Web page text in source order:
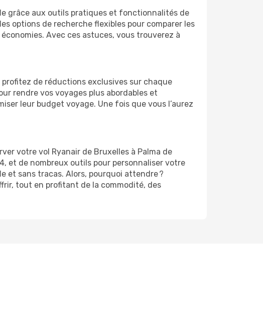
grâce aux outils pratiques et fonctionnalités de
options de recherche flexibles pour comparer les
Avec ces astuces, vous trouverez à
de réductions exclusives sur chaque
rendre vos voyages plus abordables et
leur budget voyage. Une fois que vous l’aurez
votre vol Ryanair de Bruxelles à Palma de
et de nombreux outils pour personnaliser votre
et sans tracas. Alors, pourquoi attendre ?
tout en profitant de la commodité, des